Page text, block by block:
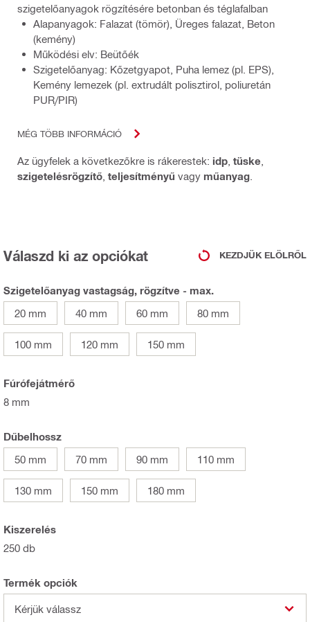
szigetelőanyagok rögzítésére betonban és téglafalban
Alapanyagok: Falazat (tömör), Üreges falazat, Beton
(kemény)
Működési elv: Beütőék
Szigetelőanyag: Kőzetgyapot, Puha lemez (pl. EPS),
Kemény lemezek (pl. extrudált polisztirol, poliuretán
PUR/PIR)
MÉG TÖBB INFORMÁCIÓ
Az ügyfelek a következőkre is rákerestek: idp tüske
szigetelésrögzítő teljesítményű vagy műanyag
Válaszd ki az opciókat KEZDJÜK ELÖLRŐL
Szigetelőanyag vastagság, rögzítve - max.
20 mm
40 mm 60 mm 80 mm
100 mm 120 mm 150 mm
Fúrófejátmérő
8 mm
Dűbelhossz
50 mm
70 mm 90 mm 110 mm
130 mm 150 mm 180 mm
Kiszerelés
250 db
Termék opciók
Kérjük válassz